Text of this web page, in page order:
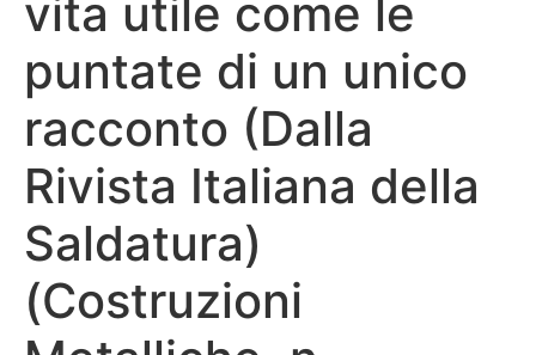
vita utile come le
puntate di un unico
racconto (Dalla
Rivista Italiana della
Saldatura)
(Costruzioni